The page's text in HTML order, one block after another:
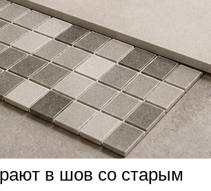
в шов со старым